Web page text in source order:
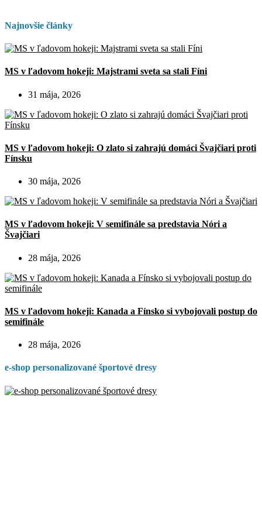
Najnovšie články
MS v ľadovom hokeji: Majstrami sveta sa stali Fíni
31 mája, 2026
MS v ľadovom hokeji: O zlato si zahrajú domáci Švajčiari proti
Fínsku
30 mája, 2026
MS v ľadovom hokeji: V semifinále sa predstavia Nóri a
Švajčiari
28 mája, 2026
MS v ľadovom hokeji: Kanada a Fínsko si vybojovali postup do
semifinále
28 mája, 2026
e-shop personalizované športové dresy